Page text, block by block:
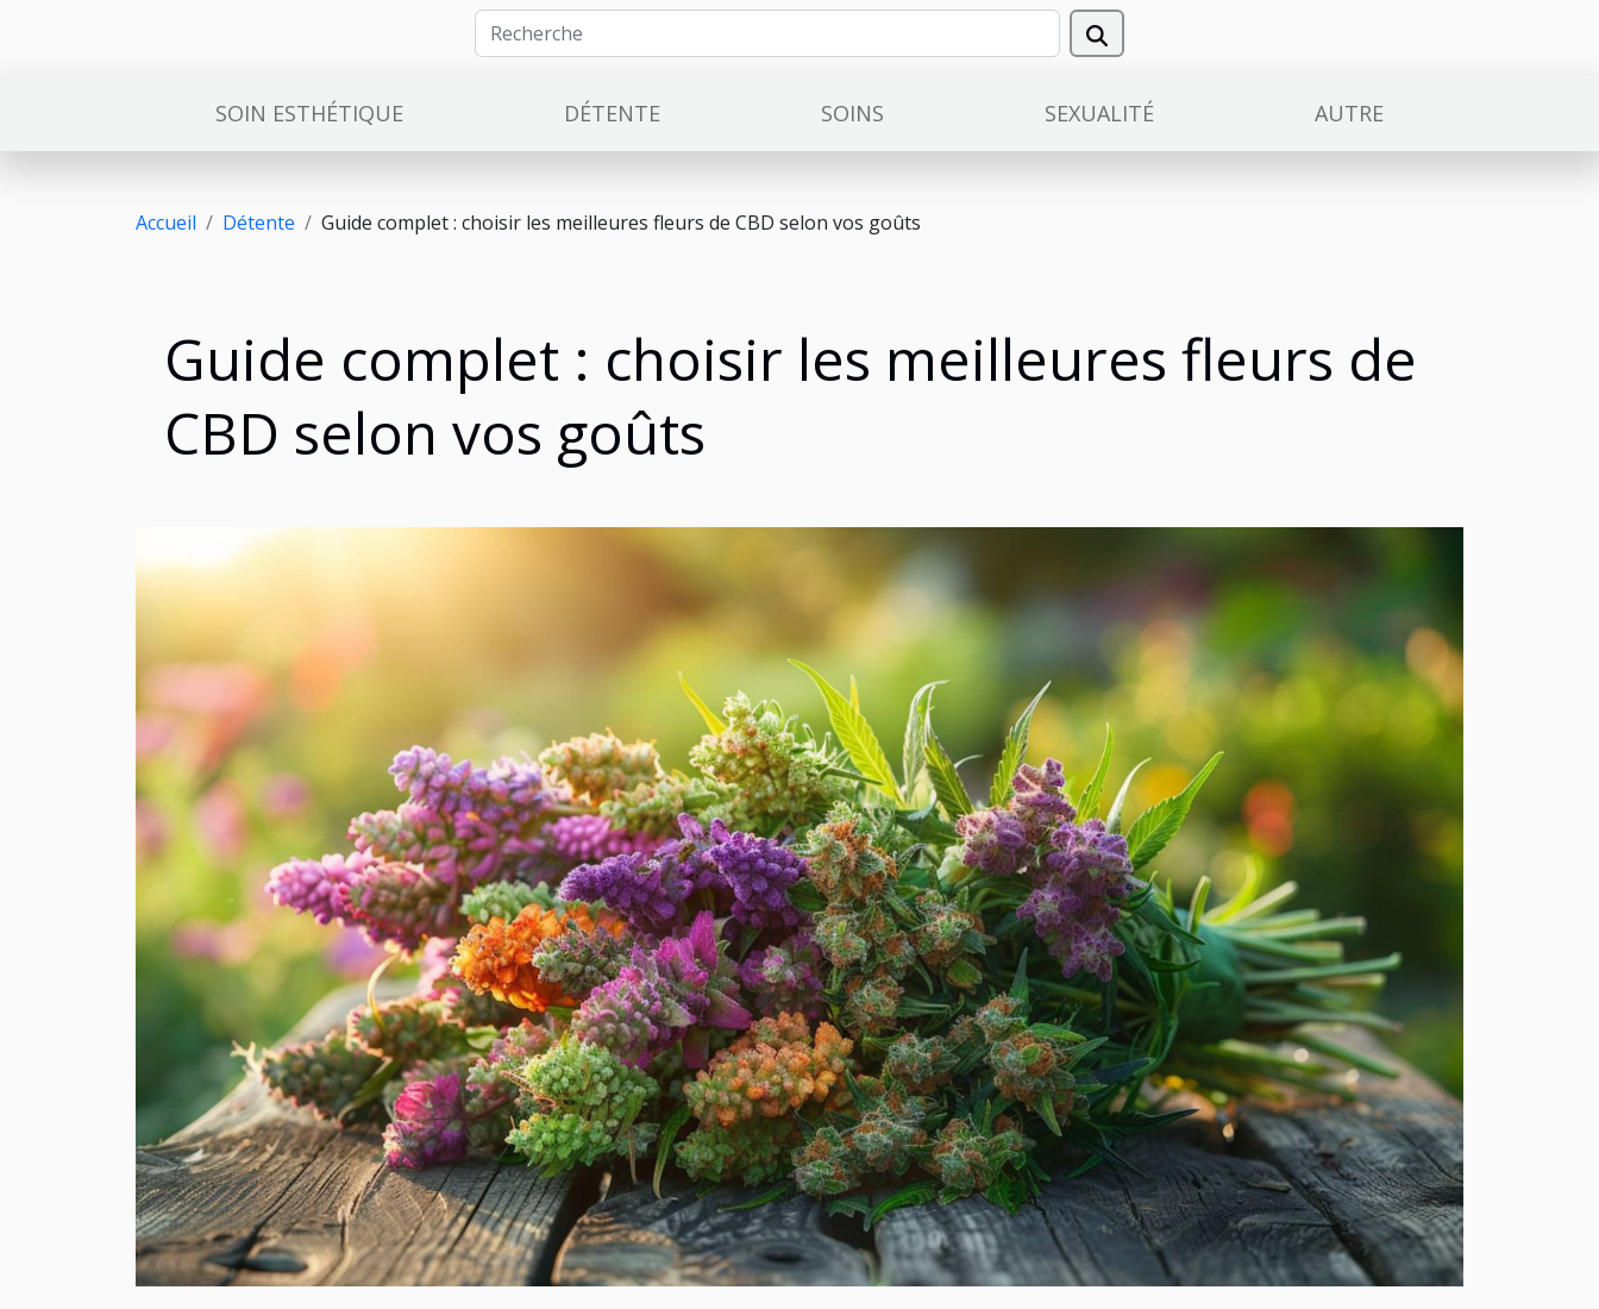
SOIN ESTHÉTIQUE DÉTENTE SOINS SEXUALITÉ AUTRE
Accueil Détente Guide complet : choisir les meilleures fleurs de CBD selon vos goûts
Guide complet : choisir les meilleures fleurs de
CBD selon vos goûts